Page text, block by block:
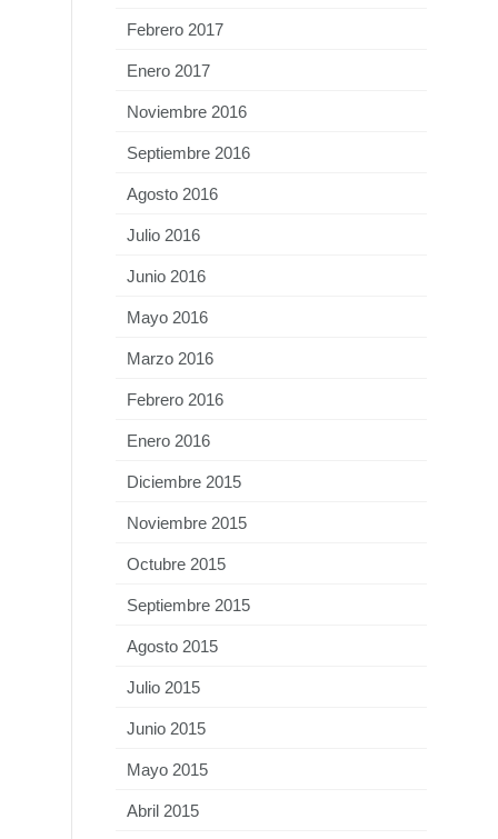
Febrero 2017
Enero 2017
Noviembre 2016
Septiembre 2016
Agosto 2016
Julio 2016
Junio 2016
Mayo 2016
Marzo 2016
Febrero 2016
Enero 2016
Diciembre 2015
Noviembre 2015
Octubre 2015
Septiembre 2015
Agosto 2015
Julio 2015
Junio 2015
Mayo 2015
Abril 2015